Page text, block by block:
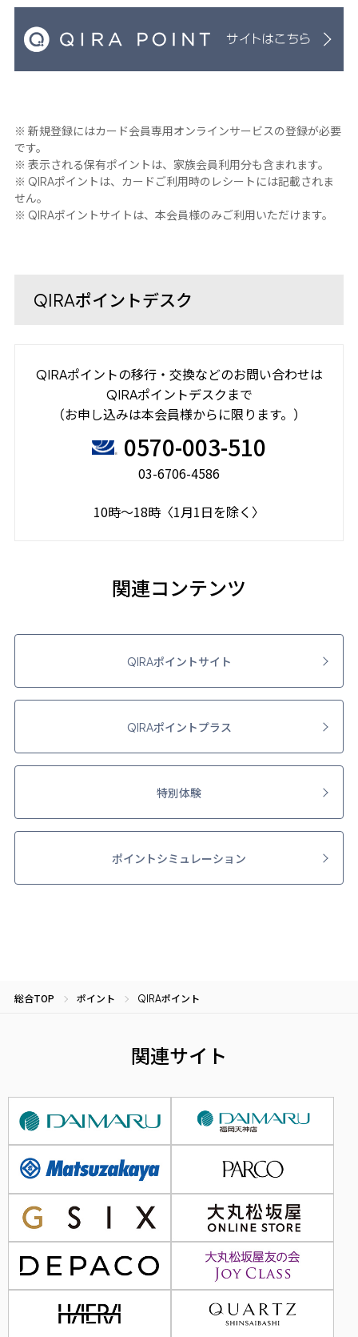
※ 新規登録にはカード会員専用オンラインサービスの登録が必要
です。
※ 表示される保有ポイントは、家族会員利用分も含まれます。
※ QIRAポイントは、カードご利用時のレシートには記載されま
せん。
※ QIRAポイントサイトは、本会員様のみご利用いただけます。
QIRAポイントデスク
QIRAポイントの移行・交換などのお問い合わせは
QIRAポイントデスクまで
（お申し込みは本会員様からに限ります。）
0570-003-510
03-6706-4586
10時～18時〈1月1日を除く〉
関連コンテンツ
QIRAポイントサイト
QIRAポイントプラス
特別体験
ポイントシミュレーション
総合TOP ポイント QIRAポイント
関連サイト